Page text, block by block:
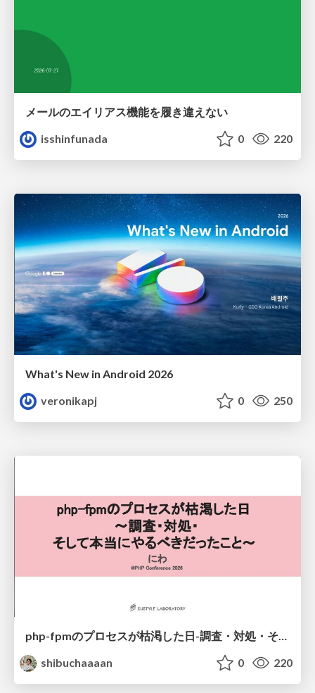
メールのエイリアス機能を履き違えない
isshinfunada
0 220
What's New in Android 2026
veronikapj
0 250
php-fpmのプロセスが枯渇した日-調査・対処・そして本当にやるべきだったこと-
shibuchaaaan
0 220